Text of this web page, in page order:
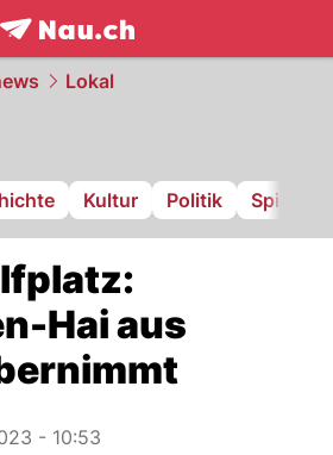
NAU.ch
Lokal
Kultur Politik Spielplan
Hai aus
- 10:53